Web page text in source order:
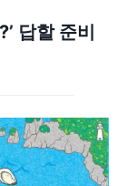
답할 준비